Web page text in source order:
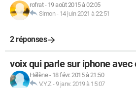
rofrat- 19 août 2015 à 02:05
Simon- 14 juin 2021 à 22:51
2 réponses
voix qui parle sur iphone avec
Hélène- 18 févr. 2015 à 21:50
V.Y.Z-9 janv. 2019 à 15:07